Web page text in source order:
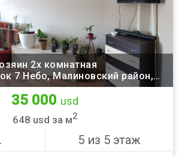
2х комнатная
7 Небо, Малиновский район,
Одесса
35 000 usd
648 usd за м2
5 из 5 этаж